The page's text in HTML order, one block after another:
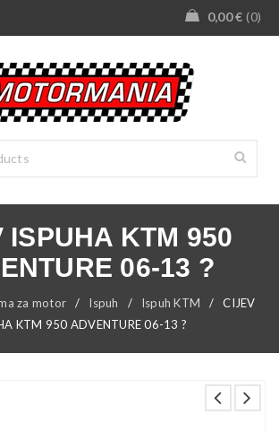
0,00€ 0
ISPUHA KTM 950
06-13 ?
za motor / Ispuh / Ispuh KTM /
CIJEV
KTM 950 ADVENTURE 06-13 ?